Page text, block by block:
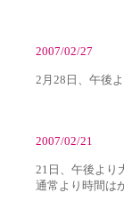
2007/02/27
2月28日、午後
2007/02/21
21日、午後より
通常より時間は